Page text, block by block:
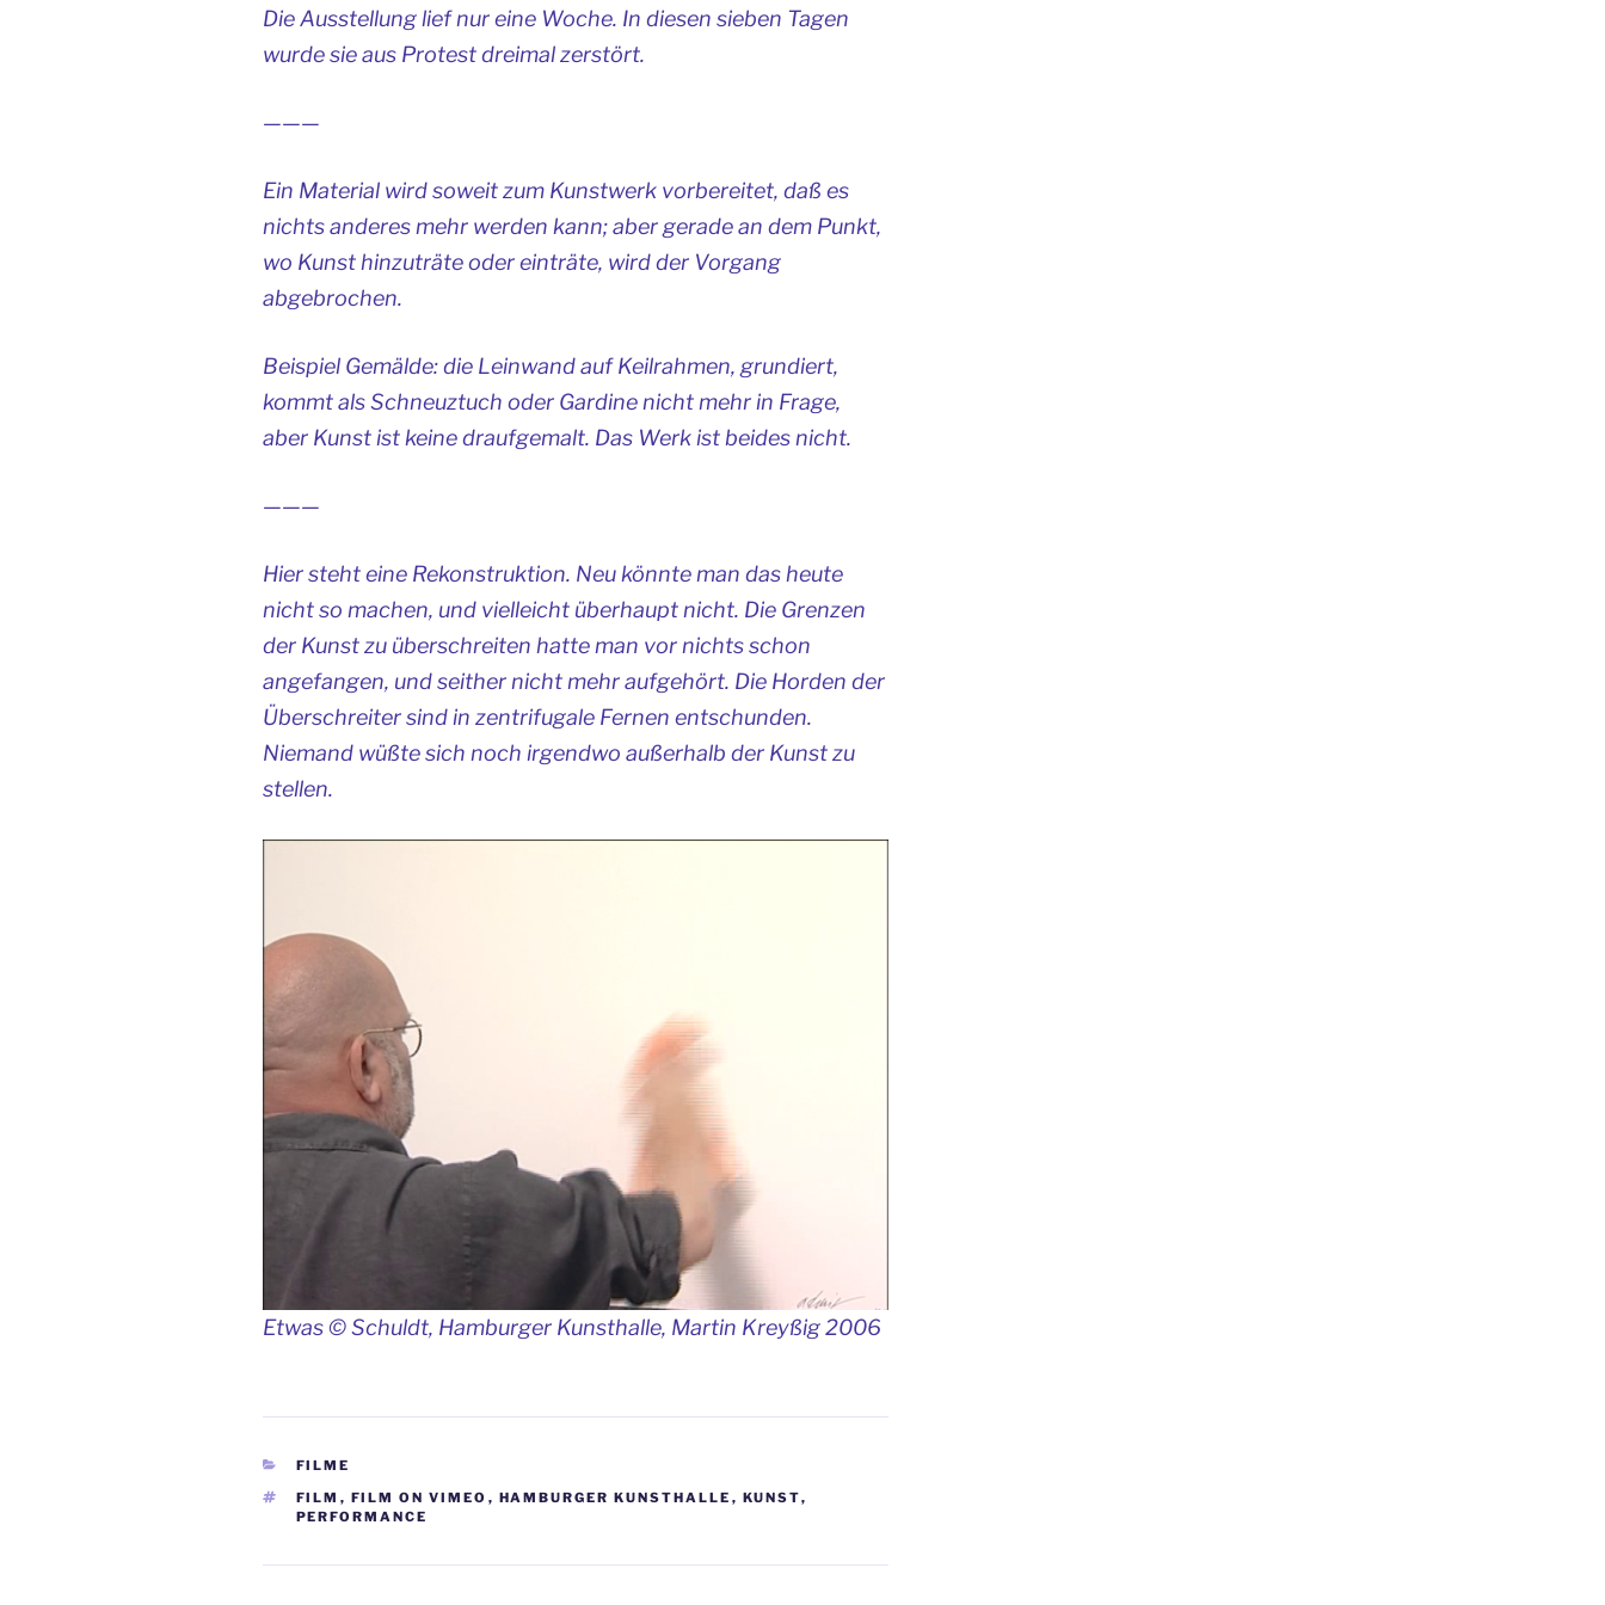
Die Ausstellung lief nur eine Woche. In diesen sieben Tagen
wurde sie aus Protest dreimal zerstört.
———
Ein Material wird soweit zum Kunstwerk vorbereitet, daß es
nichts anderes mehr werden kann; aber gerade an dem Punkt,
wo Kunst hinzuträte oder einträte, wird der Vorgang
abgebrochen.
Beispiel Gemälde: die Leinwand auf Keilrahmen, grundiert,
kommt als Schneuztuch oder Gardine nicht mehr in Frage,
aber Kunst ist keine draufgemalt. Das Werk ist beides nicht.
———
Hier steht eine Rekonstruktion. Neu könnte man das heute
nicht so machen, und vielleicht überhaupt nicht. Die Grenzen
der Kunst zu überschreiten hatte man vornichtsschon
angefangen, und seither nicht mehr aufgehört. Die Horden der
Überschreiter sind in zentrifugale Fernen entschunden.
Niemand wüßte sich noch irgendwo außerhalb der Kunst zu
stellen.
Etwas © Schuldt, Hamburger Kunsthalle, Martin Kreyßig 2006
KATEGORIEN
FILME
SCHLAGWÖRTER
FILM , FILM ON VIMEO , HAMBURGER KUNSTHALLE , KUNST,
PERFORMANCE